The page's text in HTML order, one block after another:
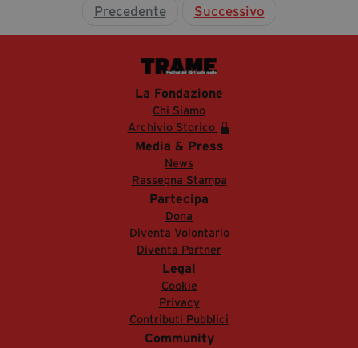
Precedente Successivo
La Fondazione
Chi Siamo
Archivio Storico
Media & Press
News
Rassegna Stampa
Partecipa
Dona
Diventa Volontario
Diventa Partner
Legal
Cookie
Privacy
Contributi Pubblici
Community